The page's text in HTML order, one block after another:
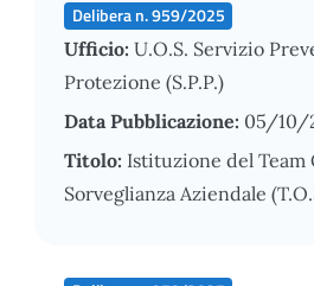
Delibera n. 959/2025
Ufficio: U.O.S. Servizio
Protezione (S.P.P.)
Data Pubblicazione: 05/10/
Titolo: Istituzione del Team
Sorveglianza Aziendale